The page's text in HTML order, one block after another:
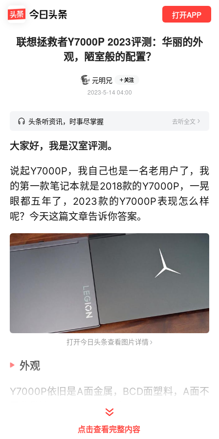
打开APP
联想拯救者Y7000P 2023评测：华丽的外
观，陋室般的配置？
元明兄 关注
2023-5-14 04:00
头条听资讯，时事尽掌握 去听全文
大家好，我是汉室评测。
说起Y7000P，我自己也是一名老用户了，我
的第一款笔记本就是2018款的Y7000P，一晃
眼都五年了，2023款的Y7000P表现怎么样
呢？今天这篇文章告诉你答案。
打开今日头条查看图片详情
外观
Y7000P依旧是A面金属，BCD面塑料，A面不
是背带裤logo，必须给个好评。
点击查看完整内容